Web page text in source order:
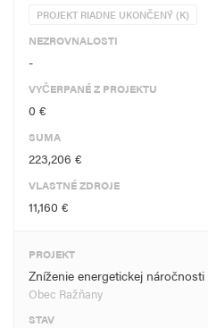
PROJEKT RIADNE UKONČENÝ (K)
NEZROVNALOSTI
-
VYČERPANÉ Z PROJEKTU
0 €
SUMA
223,206 €
VLASTNÉ ZDROJE
11,160 €
PROJEKT
Zníženie energetickej
Obec Ražňany
STAV